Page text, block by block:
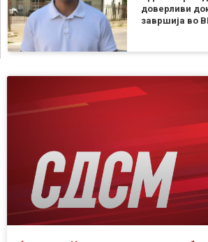
доверливи
завршија во